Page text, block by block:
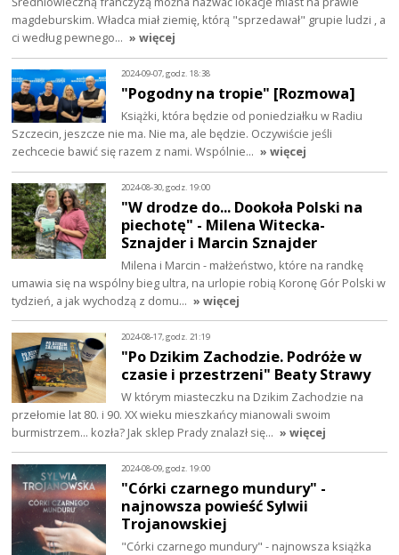
magdeburskim. Władca miał ziemię, którą "sprzedawał" grupie ludzi , a
ci według pewnego… » więcej
2024-09-07, godz. 18:38
"Pogodny na tropie" [Rozmowa]
Książki, która będzie od poniedziałku w Radiu
Szczecin, jeszcze nie ma. Nie ma, ale będzie. Oczywiście jeśli
zechcecie bawić się razem z nami. Wspólnie… » więcej
2024-08-30, godz. 19:00
"W drodze do... Dookoła Polski na
piechotę" - Milena Witecka-
Sznajder i Marcin Sznajder
Milena i Marcin - małżeństwo, które na randkę
umawia się na wspólny bieg ultra, na urlopie robią Koronę Gór Polski w
tydzień, a jak wychodzą z domu… » więcej
2024-08-17, godz. 21:19
"Po Dzikim Zachodzie. Podróże w
czasie i przestrzeni" Beaty Strawy
W którym miasteczku na Dzikim Zachodzie na
przełomie lat 80. i 90. XX wieku mieszkańcy mianowali swoim
burmistrzem... kozła? Jak sklep Prady znalazł się… » więcej
2024-08-09, godz. 19:00
"Córki czarnego mundury" -
najnowsza powieść Sylwii
Trojanowskiej
"Córki czarnego mundury" - najnowsza książka